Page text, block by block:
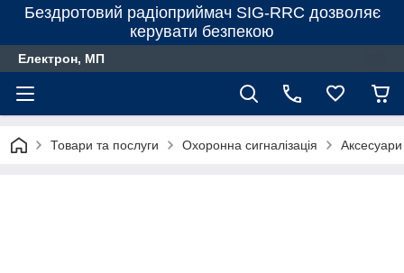
Бездротовий радіоприймач SIG-RRC дозволяє
керувати безпекою
Електрон, МП
Товари та послуги Охоронна сигналізація Аксесуари